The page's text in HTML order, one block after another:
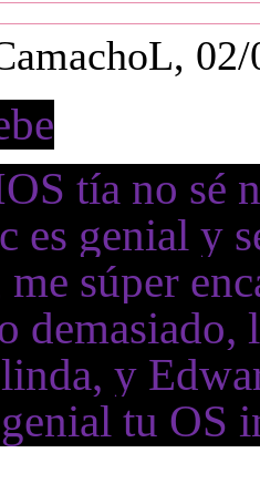
tía no sé
es genial y
me súper
demasiado,
y
tu OS